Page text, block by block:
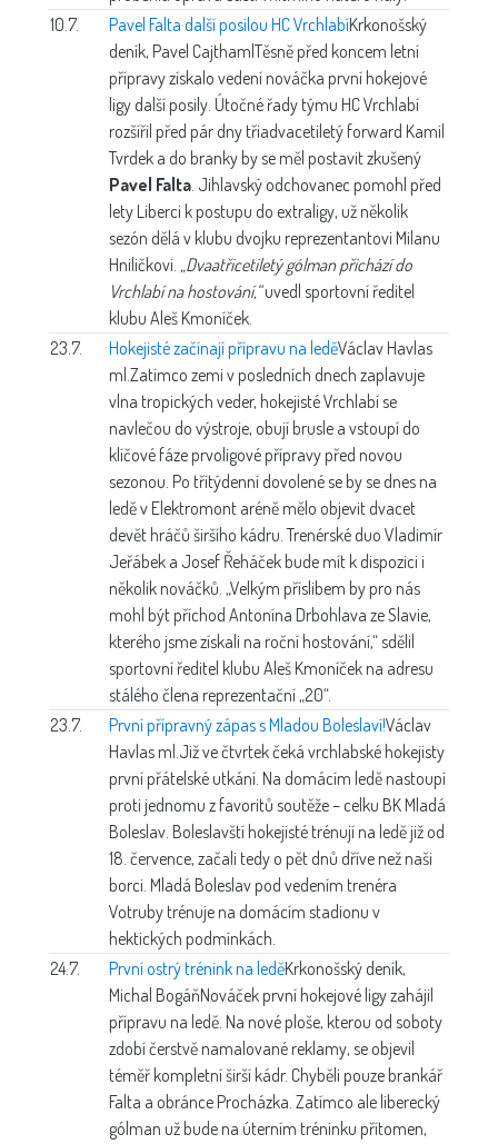
10.7.
Pavel Falta další posilou HC VrchlabíKrkonošský
deník, Pavel CajthamlTěsně před koncem letní
přípravy získalo vedení nováčka první hokejové
ligy další posily. Útočné řady týmu HC Vrchlabí
rozšířil před pár dny třiadvacetiletý forward Kamil
Tvrdek a do branky by se měl postavit zkušený
Pavel Falta . Jihlavský odchovanec pomohl před
lety Liberci k postupu do extraligy, už několik
sezón dělá v klubu dvojku reprezentantovi Milanu
Hniličkovi. „Dvaatřicetiletý gólman přichází do
Vrchlabí na hostování,“uvedl sportovní ředitel
klubu Aleš Kmoníček.
23.7.
Hokejisté začínají přípravu na leděVáclav Havlas
ml. Zatímco zemi v posledních dnech zaplavuje
vlna tropických veder, hokejisté Vrchlabí se
navlečou do výstroje, obují brusle a vstoupí do
klíčové fáze prvoligové přípravy před novou
sezonou. Po třítýdenní dovolené se by se dnes na
ledě v Elektromont aréně mělo objevit dvacet
devět hráčů širšího kádru. Trenérské duo Vladimír
Jeřábek a Josef Řeháček bude mít k dispozici i
několik nováčků. „Velkým příslibem by pro nás
mohl být příchod Antonína Drbohlava ze Slavie,
kterého jsme získali na roční hostování,“ sdělil
sportovní ředitel klubu Aleš Kmoníček na adresu
stálého člena reprezentační „20“.
23.7.
První přípravný zápas s Mladou Boleslaví!Václav
Havlas ml. Již ve čtvrtek čeká vrchlabské hokejisty
první přátelské utkání. Na domácím ledě nastoupí
proti jednomu z favoritů soutěže – celku BK Mladá
Boleslav. Boleslavští hokejisté trénují na ledě již od
18. července, začali tedy o pět dnů dříve než naši
borci. Mladá Boleslav pod vedením trenéra
Votruby trénuje na domácím stadionu v
hektických podmínkách.
24.7.
První ostrý trénink na leděKrkonošský deník,
Michal BogáňNováček první hokejové ligy zahájil
přípravu na ledě. Na nové ploše, kterou od soboty
zdobí čerstvě namalované reklamy, se objevil
téměř kompletní širší kádr. Chyběli pouze brankář
Falta a obránce Procházka. Zatímco ale liberecký
gólman už bude na úterním tréninku přítomen,